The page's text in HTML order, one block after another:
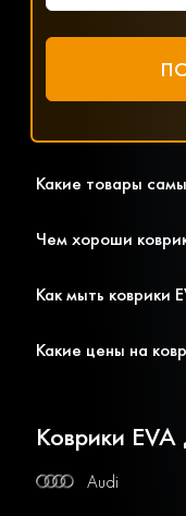
Какие товары
Чем хороши
Как мыть коврики
Какие цены на
Коврики
Audi